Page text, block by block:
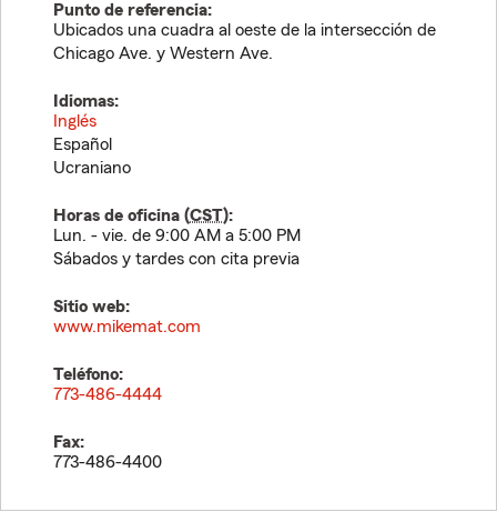
Punto de referencia:
Ubicados una cuadra al oeste de la intersección de
Chicago Ave. y Western Ave.
Idiomas:
Inglés
Español
Ucraniano
Horas de oficina (CST):
Lun. - vie. de 9:00 AM a 5:00 PM
Sábados y tardes con cita previa
Sitio web:
www.mikemat.com
Teléfono:
773-486-4444
Fax:
773-486-4400